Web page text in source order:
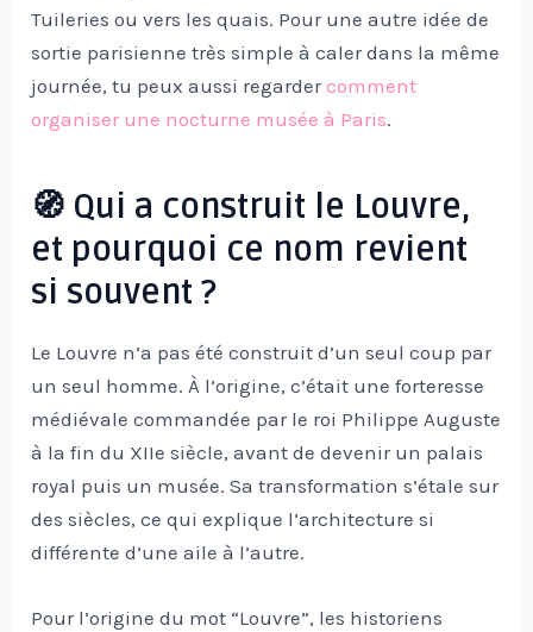
Tuileries ou vers les quais. Pour une autre idée de
sortie parisienne très simple à caler dans la même
journée, tu peux aussi regardercomment
organiser une nocturne musée à Paris.
🧭 Qui a construit le Louvre,
et pourquoi ce nom revient
si souvent ?
Le Louvre n’a pas été construit d’un seul coup par
un seul homme. À l’origine, c’était une forteresse
médiévale commandée par le roi Philippe Auguste
à la fin du XIIe siècle, avant de devenir un palais
royal puis un musée. Sa transformation s’étale sur
des siècles, ce qui explique l’architecture si
différente d’une aile à l’autre.
Pour l’origine du mot “Louvre”, les historiens